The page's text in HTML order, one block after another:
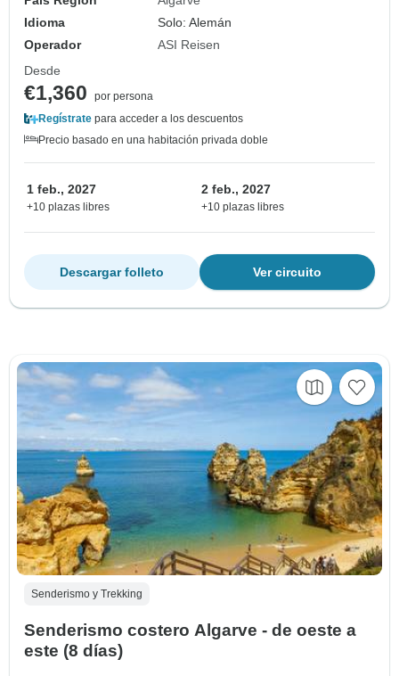
Idioma
Solo: Alemán
Operador
ASI Reisen
Desde
€1,360
por persona
Regístrate para acceder a los descuentos
Precio basado en una habitación privada doble
1 feb., 2027
+10 plazas libres
2 feb., 2027
+10 plazas libres
Ver circuito
Descargar folleto
Senderismo y Trekking
Senderismo costero Algarve - de oeste a
este (8 días)